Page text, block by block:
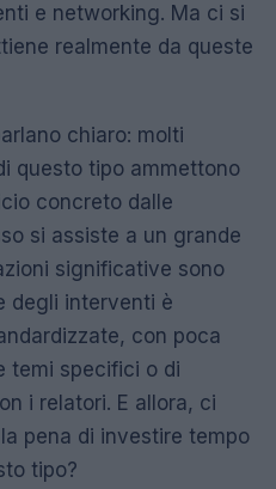
e networking. Ma ci si
realmente da queste
chiaro: molti
questo tipo ammettono
concreto dalle
si assiste a un grande
significative sono
degli interventi è
con poca
temi specifici o di
i relatori. E allora, ci
pena di investire tempo
tipo?